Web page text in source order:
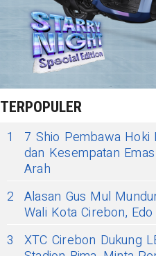
TERPOPULER
1
7 Shio Pembawa Hoki
dan Kesempatan
Arah
2 Alasan Gus Mul
Wali Kota Cirebon,
3
XTC Cirebon Dukung